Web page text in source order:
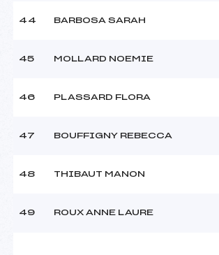
44 BARBOSA SARAH
45 MOLLARD NOEMIE
46 PLASSARD FLORA
47 BOUFFIGNY REBECCA
48 THIBAUT MANON
49 ROUX ANNE LAURE